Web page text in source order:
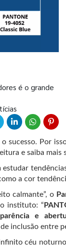
é o grande
sucesso. Por
e saiba
estudar
a cor
calmante”, o
instituto: “
e
inclusão entre
céu